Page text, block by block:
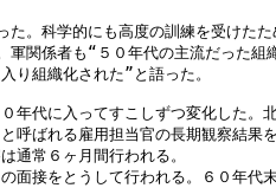
。科学的にも高度の訓練を受けたた
軍関係者も“５０年代の主流だった組
り組織化された”と語った。
代に入ってすこしずつ変化した。
呼ばれる雇用担当官の長期観察結果
通常６ヶ月間行われる。
接をとうして行われる。６０年代